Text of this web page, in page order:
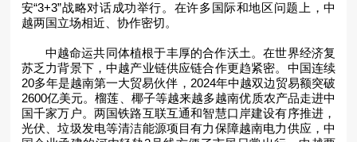
安“3+3”战略对话成功举行。在许多国际和地区问题上，中
越两国立场相近、协作密切。
中越命运共同体植根于丰厚的合作沃土。在世界经济复
苏乏力背景下，中越产业链供应链合作更趋紧密。中国连续
20多年是越南第一大贸易伙伴，2024年中越双边贸易额突破
2600亿美元。榴莲、椰子等越来越多越南优质农产品走进中
国千家万户。两国铁路互联互通和智慧口岸建设有序推进，
光伏、垃圾发电等清洁能源项目有力保障越南电力供应，中